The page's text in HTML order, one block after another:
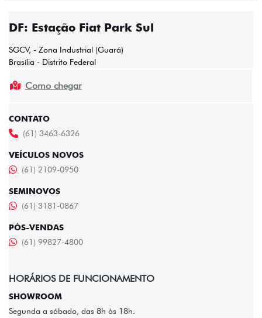
DF: Estação Fiat Park Sul
SGCV, - Zona Industrial (Guará)
Brasília - Distrito Federal
Como chegar
CONTATO
(61) 3463-6326
VEÍCULOS NOVOS
(61) 2109-0950
SEMINOVOS
(61) 3181-0867
PÓS-VENDAS
(61) 99827-4800
HORÁRIOS DE FUNCIONAMENTO
SHOWROOM
Segunda a sábado, das 8h às 18h.